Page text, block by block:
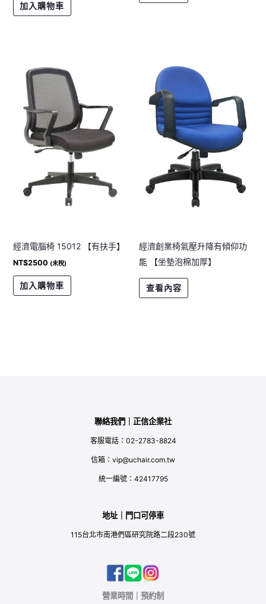
加入購物車
經濟電腦椅 15012 【有扶手】
NT$2500 (未稅)
加入購物車
經濟創業椅氣壓升降有傾仰功
能 【坐墊泡棉加厚】
查看內容
聯絡我們｜正信企業社
客服電話：02-2783-8824
信箱：vip@uchair.com.tw
統一編號：42417795
地址｜門口可停車
115台北市南港們區研究院路二段230號
營業時間｜預約制